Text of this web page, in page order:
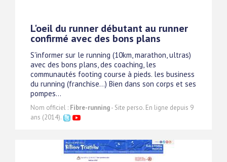
L'oeil du runner débutant au runner
confirmé avec des bons plans
S'informer sur le running (10km, marathon, ultras)
avec des bons plans, des coaching, les
communautés footing course à pieds. les business
du running (franchise...) Bien dans son corps et ses
pompes...
Nom officiel : Fibre-running- Site perso. En ligne depuis 9
ans (2014).